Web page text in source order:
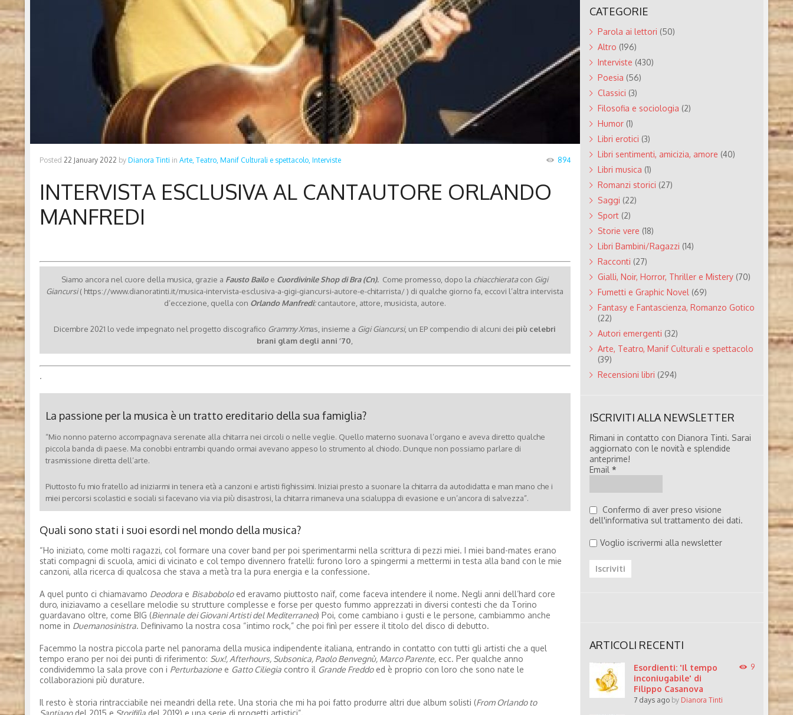
Posted 22 January 2022 by Dianora Tinti in Arte, Teatro, Manif Culturali e spettacolo, Interviste 894
INTERVISTA ESCLUSIVA AL CANTAUTORE ORLANDO
MANFREDI
Siamo ancora nel cuore della musica, grazie a Fausto Bailoe Cuordivinile Shop di Bra (Cn). Come promesso, dopo la chiacchieratacon Gigi
Giancursi( https://www.dianoratinti.it/musica-intervista-esclusiva-a-gigi-giancursi-autore-e-chitarrista/ ) di qualche giorno fa, eccovi l’altra intervista
d’eccezione, quella con Orlando Manfredi:cantautore, attore, musicista, autore.
Dicembre 2021 lo vede impegnato nel progetto discografico Grammy Xmas, insieme a Gigi Giancursi, un EP compendio di alcuni dei più celebri
brani glam degli anni ’70
.
La passione per la musica è un tratto ereditario della sua famiglia?
“Mio nonno paterno accompagnava serenate alla chitarra nei circoli o nelle veglie. Quello materno suonava l’organo e aveva diretto qualche
piccola banda di paese. Ma conobbi entrambi quando ormai avevano appeso lo strumento al chiodo. Dunque non possiamo parlare di
trasmissione diretta dell’arte.
Piuttosto fu mio fratello ad iniziarmi in tenera età a canzoni e artisti fighissimi. Iniziai presto a suonare la chitarra da autodidatta e man mano che i
miei percorsi scolastici e sociali si facevano via via più disastrosi, la chitarra rimaneva una scialuppa di evasione e un’ancora di salvezza”.
Quali sono stati i suoi esordi nel mondo della musica?
“Ho iniziato, come molti ragazzi, col formare una cover band per poi sperimentarmi nella scrittura di pezzi miei. I miei band-mates erano
stati compagni di scuola, amici di vicinato e col tempo divennero fratelli: furono loro a spingermi a mettermi in testa alla band con le mie
canzoni, alla ricerca di qualcosa che stava a metà tra la pura energia e la confessione.
A quel punto ci chiamavamo Deodorae Bisaboboloed eravamo piuttosto naïf, come faceva intendere il nome. Negli anni dell’hard core
duro, iniziavamo a cesellare melodie su strutture complesse e forse per questo fummo apprezzati in diversi contesti che da Torino
guardavano oltre, come BIG (Biennale dei Giovani Artisti del Mediterraneo) Poi, come cambiano i gusti e le persone, cambiammo anche
nome in Duemanosinistra. Definivamo la nostra cosa “intimo rock,” che poi finì per essere il titolo del disco di debutto.
Facemmo la nostra piccola parte nel panorama della musica indipendente italiana, entrando in contatto con tutti gli artisti che a quel
tempo erano per noi dei punti di riferimento: Sux!, Afterhours, Subsonica, Paolo Benvegnù, Marco Parente,ecc. Per qualche anno
condividemmo la sala prove con i Perturbazionee Gatto Ciliegiacontro il Grande Freddoed è proprio con loro che sono nate le
collaborazioni più durature.
Il resto è storia rintracciabile nei meandri della rete. Una storia che mi ha poi fatto produrre altri due album solisti (From Orlando to
Santiagodel 2015 e Storifilìadel 2019) e una serie di progetti artistici”.
CATEGORIE
Parola ai lettori (50)
Altro (196)
Interviste (430)
Poesia (56)
Classici (3)
Filosofia e sociologia (2)
Humor(1)
Libri erotici (3)
Libri sentimenti, amicizia, amore (40)
Libri musica (1)
Romanzi storici (27)
Saggi (22)
Sport(2)
Storie vere (18)
Libri Bambini/Ragazzi (14)
Racconti (27)
Gialli, Noir, Horror, Thriller e Mistery(70)
Fumetti e Graphic Novel (69)
Fantasy e Fantascienza, Romanzo Gotico
(22)
Autori emergenti (32)
Arte, Teatro, Manif Culturali e spettacolo
(39)
Recensioni libri (294)
ISCRIVITI ALLA NEWSLETTER
Rimani in contatto con Dianora Tinti. Sarai
aggiornato con le novità e splendide
anteprime!
Email *
Confermo di aver preso visione
dell'informativa sul trattamento dei dati.
Voglio iscrivermi alla newsletter
ARTICOLI RECENTI
Esordienti: 'Il tempo
inconiugabile' di
Filippo Casanova
7 days ago by Dianora Tinti
9